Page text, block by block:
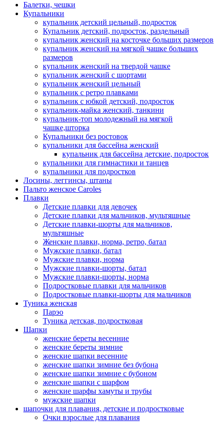
Балетки, чешки
Купальники
купальник детский цельный, подросток
Купальник детский, подросток, раздельный
купальник женский на косточке больших размеров
купальник женский на мягкой чашке больших
размеров
купальник женский на твердой чашке
купальник женский с шортами
купальник женский цельный
купальник с ретро плавками
купальник с юбкой детский, подросток
купальник-майка женский, танкини
купальник-топ молодежный на мягкой
чашке,шторка
Купальники без ростовок
купальники для бассейна женский
купальник для бассейна детские, подросток
купальники для гимнастики и танцев
купальники для подростков
Лосины, леггинсы, штаны
Пальто женское Caroles
Плавки
Детские плавки для девочек
Детские плавки для мальчиков, мультяшные
Детские плавки-шорты для мальчиков,
мультяшные
Женские плавки, норма, ретро, батал
Мужские плавки, батал
Мужские плавки, норма
Мужские плавки-шорты, батал
Мужские плавки-шорты, норма
Подростковые плавки для мальчиков
Подростковые плавки-шорты для мальчиков
Туникa женская
Парэо
Туника детская, подростковая
Шапки
женские береты весенние
женские береты зимние
женские шапки весенние
женские шапки зимние без бубона
женские шапки зимние с бубоном
женские шапки с шарфом
женские шарфы хамуты и трубы
мужские шапки
шапочки для плавания, детские и подростковые
Очки взрослые для плавания